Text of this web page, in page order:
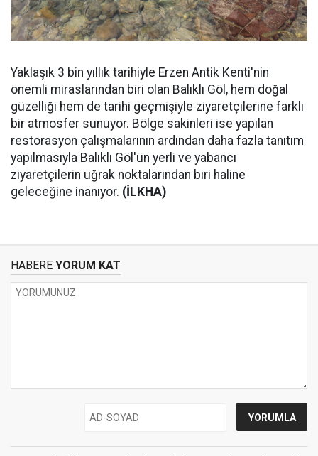
Yaklaşık 3 bin yıllık tarihiyle Erzen Antik Kenti'nin
önemli miraslarından biri olan Balıklı Göl, hem doğal
güzelliği hem de tarihi geçmişiyle ziyaretçilerine farklı
bir atmosfer sunuyor. Bölge sakinleri ise yapılan
restorasyon çalışmalarının ardından daha fazla tanıtım
yapılmasıyla Balıklı Göl'ün yerli ve yabancı
ziyaretçilerin uğrak noktalarından biri haline
geleceğine inanıyor. (İLKHA)
HABERE YORUM KAT